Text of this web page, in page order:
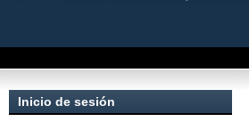
Inicio de sesión